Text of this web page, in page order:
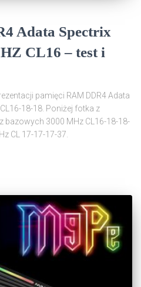
Adata Spectrix
CL16 – test i
pamięci RAM DDR4 Adata
18-18. Poniżej fotka z
bazowych 3000 MHz CL16-18-18-
CL 17-17-17-37.